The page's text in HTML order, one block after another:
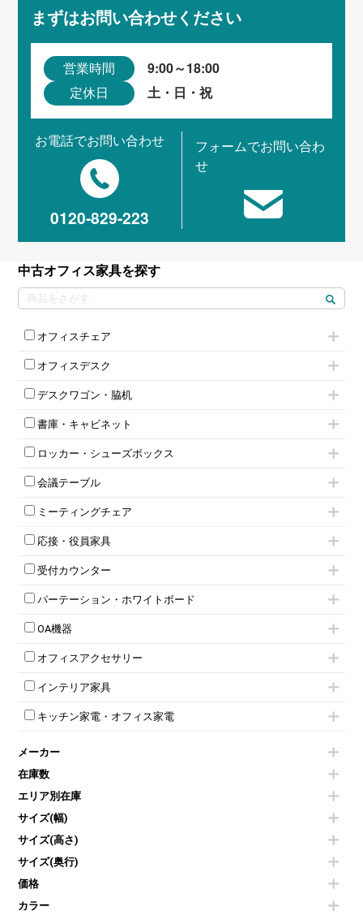
まずはお問い合わせください
営業時間 9:00～18:00
定休日 土・日・祝
お電話でお問い合わせ
0120-829-223
フォームでお問い合わ
せ
中古オフィス家具を探す
オフィスチェア
肘付きチェア
肘無しチェア
役員チェア
オフィスチェアその他
オフィスデスク
片袖机
フリーアドレスデスク（ベンチデスク）
昇降デスク
両袖机
デスクワゴン・脇机
インワゴン2段
インワゴン3段
脇机
書庫・キャビネット
ハイキャビネット
ローキャビネット
両開きキャビネット
上下連結キャビネット
軽量ラック（スチールラック）
収納家具その他
両開書庫
ラテラル書庫
ロッカー・シューズボックス
1人用ロッカー
2人用ロッカー
3人用ロッカー
5人用ロッカー
8人用ロッカー
多人数ロッカー
ダイヤル錠ロッカー
ダイヤル錠ロッカー
ワードローブ・クローゼット
会議テーブル
ミーティングテーブル
スタッキングテーブル
ネスティングテーブル
カウンターテーブル
T字脚テーブル
会議テーブルW1200～
会議テーブルW1800～
平行スタックテーブル
会議テーブルその他
ミーティングチェア
キャスター付きミーティングチェア
スタッキングミーティングチェア
テーブル付きミーティングチェア
折りたたみミーティングチェア
ハイチェア
ミーティングチェアその他
応接・役員家具
応接セット
応接ソファ
応接チェア
応接・役員家具その他
受付カウンター
ハイカウンター
ローカウンター
ラウンジカウンター
パーテーション・ホワイトボード
パーテーション
自立タイプパーテーション
パーテーションその他
壁掛けホワイトボード
ホワイトボードその他
OA機器
電話機（ビジネスフォン）
シュレッダー
スクリーン
その他OA機器
オフィスアクセサリー
チェア用台車
演台・講演台・演説台
防音パネル
コートハンガー・ポールハンガー
傘立て
食器棚・キッチンキャビネット
カタログスタンド
オフィスアクセサリーその他
インテリア家具
モールドチェア
ダイニングチェア
カウンターテーブル
センターテーブル・サイドテーブル
ベンチ・スツール
ソファ
シェルフ
ダストボックス（ゴミ箱）
インテリア家具その他
キッチン家電・オフィス家電
冷蔵庫・洗濯機
空気清浄機・加湿器
液晶テレビ・モニター類
エアコン
照明機器
掃除機
季節家電
メーカー
在庫数
エリア別在庫
サイズ(幅)
サイズ(高さ)
サイズ(奥行)
価格
カラー